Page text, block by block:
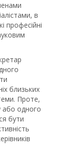
в
професійні
близьких
Проте,
або одного
бути